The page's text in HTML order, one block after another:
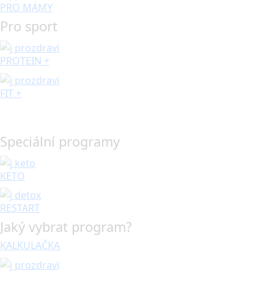
PRO MÁMY
Pro sport
PROTEIN +
FIT +
Speciální programy
KETO
RESTART
Jaký vybrat program?
KALKULAČKA